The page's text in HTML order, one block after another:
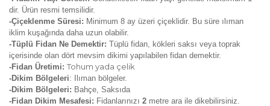
dir. Ürün resmi temsilidir.
-Çiçeklenme Süresi: Minimum 8 ay üzeri çiçeklidir. Bu süre ılıman
iklim kuşağında daha uzun olabilir.
-Tüplü Fidan Ne Demektir: Tüplü fidan, kökleri saksı veya toprak
içerisinde olan dört mevsim dikimi yapılabilen fidan demektir.
-Fidan Üretimi: Tohum yada çelik
-Dikim Bölgeleri: Ilıman bölgeler.
-Dikim Bölgeleri: Bahçe, Saksıda
-Fidan Dikim Mesafesi: Fidanlarınızı 2 metre ara ile dikebilirsiniz.